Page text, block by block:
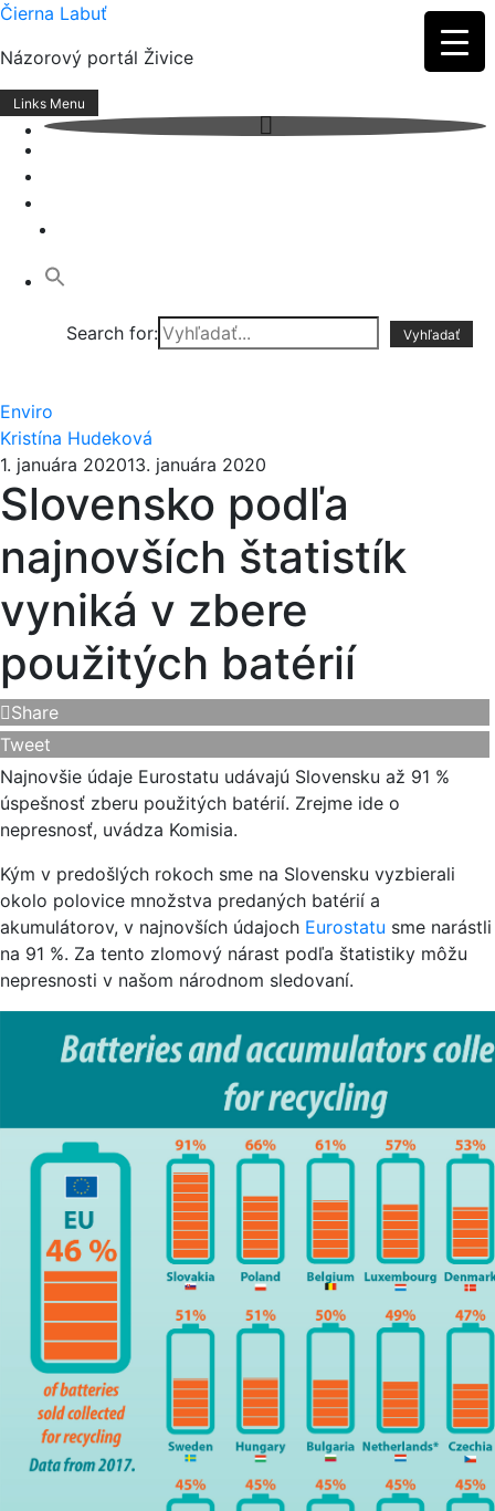
Skip
content
Čierna Labuť
Názorový portál Živice
Links Menu
Search for:
Enviro
Kristína Hudeková
1. januára 202013. januára 2020
Slovensko podľa
najnovších štatistík
vyniká v zbere
použitých batérií
Share
Tweet
Najnovšie údaje Eurostatu udávajú Slovensku až 91 %
úspešnosť zberu použitých batérií. Zrejme ide o
nepresnosť, uvádza Komisia.
Kým v predošlých rokoch sme na Slovensku vyzbierali
okolo polovice množstva predaných batérií a
akumulátorov, v najnovších údajoch Eurostatu sme narástli
na 91 %. Za tento zlomový nárast podľa štatistiky môžu
nepresnosti v našom národnom sledovaní.